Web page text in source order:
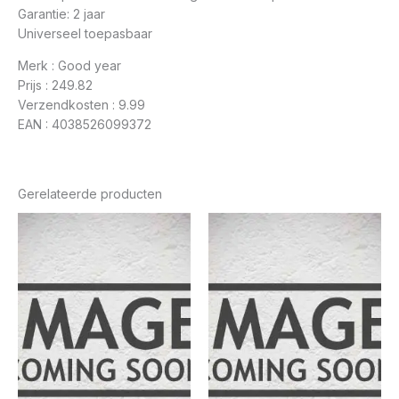
Garantie: 2 jaar
Universeel toepasbaar
Merk : Good year
Prijs : 249.82
Verzendkosten : 9.99
EAN : 4038526099372
Gerelateerde producten